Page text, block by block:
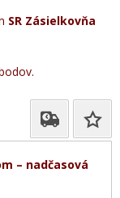
SR Zásielkovňa
– nadčasová